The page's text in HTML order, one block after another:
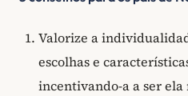
Valorize a
escolhas e
incentivando-a a ser ela